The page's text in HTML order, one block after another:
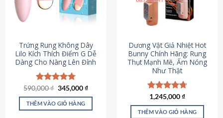
Trứng Rung Không Dây
Lilo Kích Thích Điểm G Dễ
Dàng Cho Nàng Lên Đỉnh
Được xếp
hạng4.79
5 sao
590,000₫ Giá
là:
590,000 ₫.
345,000₫Giá
tại
345,000 ₫.
THÊM VÀO GIỎ HÀNG
Dương Vật Giả Nhiệt Hot
Bunny Chính Hãng: Rung
Thụt Mạnh Mẽ, Ấm Nóng
Như Thật
Được xếp
hạng4.73
5 sao
1,245,000₫
THÊM VÀO GIỎ HÀNG